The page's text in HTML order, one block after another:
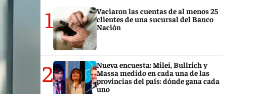
1
Vaciaron las cuentas de al menos 25
clientes de una sucursal del Banco
Nación
2
Nueva encuesta: Milei, Bullrich y
Massa medido en cada una de las
provincias del país: dónde gana cada
uno